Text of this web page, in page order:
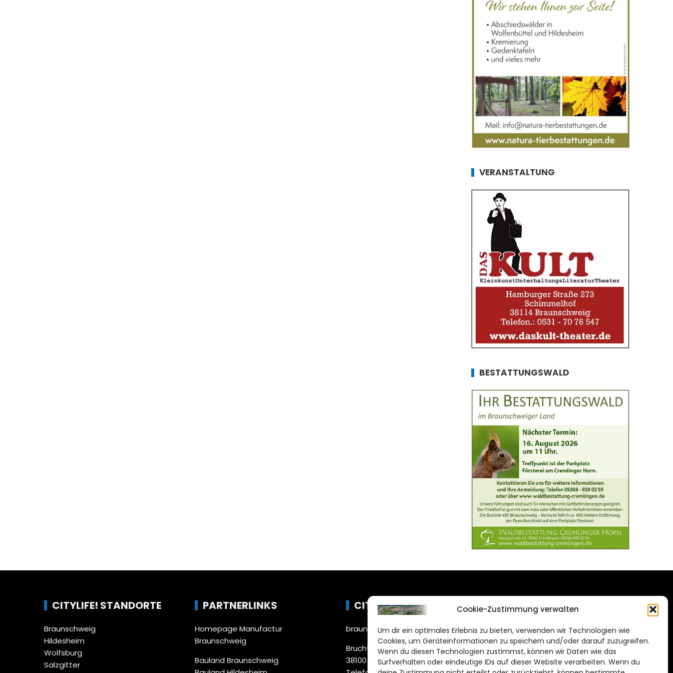
Cookie-Zustimmung verwalten
Um dir ein optimales Erlebnis zu bieten, verwenden wir Technologien wie
Cookies, um Geräteinformationen zu speichern und/oder darauf zuzugreifen.
Wenn du diesen Technologien zustimmst, können wir Daten wie das
Surfverhalten oder eindeutige IDs auf dieser Website verarbeiten. Wenn du
VERANSTALTUNG
BESTATTUNGSWALD
CITYLIFE! STANDORTE
Braunschweig
Hildesheim
Wolfsburg
Salzgitter
PARTNERLINKS
Homepage Manufactur
Braunschweig
Bauland Braunschweig
CITYLIFE!
braunschweig@citylifemedien.de
Bruchtorwall 12
38100 Braunschweig
DAS STADTMAGAZIN
FÜR BRAUNSCHWEIG
Impressum
Datenschutzerklärung
Cookie Richtlinie